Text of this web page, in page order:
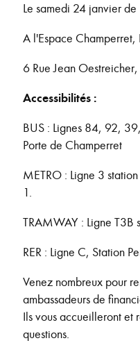
Le samedi 24 janvier
A l'Espace
6 Rue Jean
Accessibilités :
BUS : Lignes 84, 92,
Porte de Champerret
METRO : Ligne 3
1.
TRAMWAY : Ligne T3B
RER : Ligne C, Station
Venez nombreux pour
ambassadeurs de
Ils vous accueilleront et
questions.